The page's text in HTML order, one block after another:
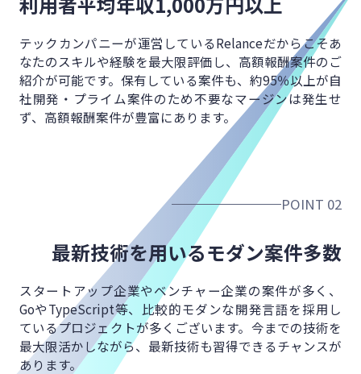
テックカンパニーが運営しているRelanceだからこそあ
なたのスキルや経験を最大限評価し、 高額報酬案件のご
紹介が可能です。 保有している案件も、約95％以上が自
社開発・プライム案件のため不要なマージンは発生せ
ず、 高額報酬案件が豊富にあります。
POINT 02
最新技術を用いるモダン案件多数
スタートアップ企業やベンチャー企業の案件が多く、
GoやTypeScript等、比較的モダンな開発言語を採用し
ているプロジェクトが多くございます。 今までの技術を
最大限活かしながら、 最新技術も習得できるチャンスが
あります。